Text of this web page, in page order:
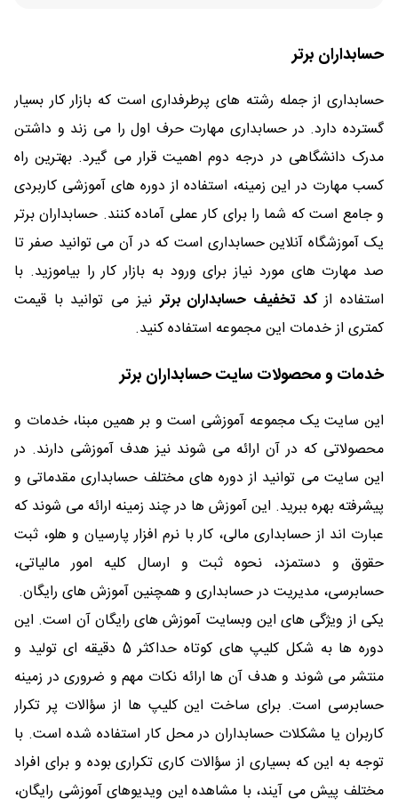
حسابداران برتر
حسابداری از جمله رشته های پرطرفداری است که بازار کار بسیار
گسترده دارد. در حسابداری مهارت حرف اول را می زند و داشتن
مدرک دانشگاهی در درجه دوم اهمیت قرار می گیرد. بهترین راه
کسب مهارت در این زمینه، استفاده از دوره های آموزشی کاربردی
و جامع است که شما را برای کار عملی آماده کنند. حسابداران برتر
یک آموزشگاه آنلاین حسابداری است که در آن می توانید صفر تا
صد مهارت های مورد نیاز برای ورود به بازار کار را بیاموزید. با
استفاده ازکد تخفیف حسابداران برترنیز می توانید با قیمت
کمتری از خدمات این مجموعه استفاده کنید.
خدمات و محصولات سایت حسابداران برتر
این سایت یک مجموعه آموزشی است و بر همین مبنا، خدمات و
محصولاتی که در آن ارائه می شوند نیز هدف آموزشی دارند. در
این سایت می توانید از دوره های مختلف حسابداری مقدماتی و
پیشرفته بهره ببرید. این آموزش ها در چند زمینه ارائه می شوند که
عبارت اند از حسابداری مالی، کار با نرم افزار پارسیان و هلو، ثبت
حقوق و دستمزد، نحوه ثبت و ارسال کلیه امور مالیاتی،
حسابرسی، مدیریت در حسابداری و همچنین آموزش های رایگان.
یکی از ویژگی های این وبسایت آموزش های رایگان آن است. این
دوره ها به شکل کلیپ های کوتاه حداکثر 5 دقیقه ای تولید و
منتشر می شوند و هدف آن ها ارائه نکات مهم و ضروری در زمینه
حسابرسی است. برای ساخت این کلیپ ها از سؤالات پر تکرار
کاربران یا مشکلات حسابداران در محل کار استفاده شده است. با
توجه به این که بسیاری از سؤالات کاری تکراری بوده و برای افراد
مختلف پیش می آیند، با مشاهده این ویدیوهای آموزشی رایگان،